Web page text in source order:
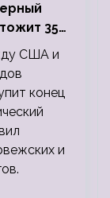
350
США и
конец
и